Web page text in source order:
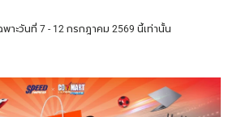
าะวันที่ 7 - 12 กรกฎาคม 2569 นี้เท่านั้น